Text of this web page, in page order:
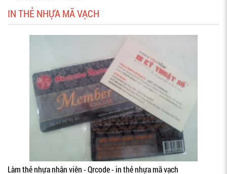
IN THẺ NHỰA MÃ VẠCH
Làm thẻ nhựa nhân viên - Qrcode - in thẻ nhựa mã vạch